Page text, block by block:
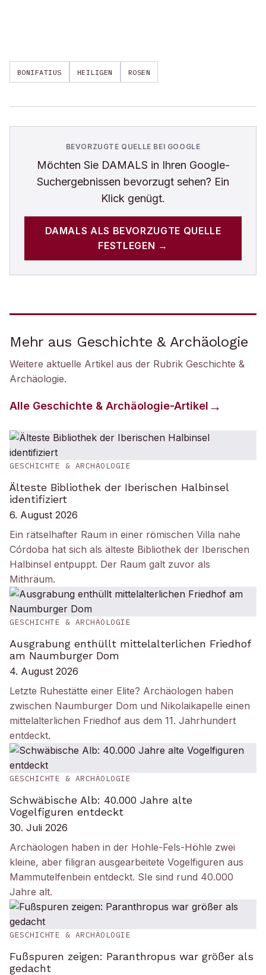
BONIFATIUS HEILIGEN ROSEN
BEVORZUGTE QUELLE BEI GOOGLE
Möchten Sie DAMALS in Ihren Google-
Suchergebnissen bevorzugt sehen? Ein
Klick genügt.
DAMALS ALS BEVORZUGTE QUELLE
FESTLEGEN →
Mehr aus Geschichte & Archäologie
Weitere aktuelle Artikel aus der Rubrik Geschichte &
Archäologie.
Alle Geschichte & Archäologie-Artikel
GESCHICHTE & ARCHÄOLOGIE
Älteste Bibliothek der Iberischen Halbinsel
identifiziert
6. August 2026
Ein rätselhafter Raum in einer römischen Villa nahe
Córdoba hat sich als älteste Bibliothek der Iberischen
Halbinsel entpuppt. Der Raum galt zuvor als
Mithräum.
GESCHICHTE & ARCHÄOLOGIE
Ausgrabung enthüllt mittelalterlichen Friedhof
am Naumburger Dom
4. August 2026
Letzte Ruhestätte einer Elite? Archäologen haben
zwischen Naumburger Dom und Nikolaikapelle einen
mittelalterlichen Friedhof aus dem 11. Jahrhundert
entdeckt.
GESCHICHTE & ARCHÄOLOGIE
Schwäbische Alb: 40.000 Jahre alte
Vogelfiguren entdeckt
30. Juli 2026
Archäologen haben in der Hohle-Fels-Höhle zwei
kleine, aber filigran ausgearbeitete Vogelfiguren aus
Mammutelfenbein entdeckt. SIe sind rund 40.000
Jahre alt.
GESCHICHTE & ARCHÄOLOGIE
Fußspuren zeigen: Paranthropus war größer als
gedacht